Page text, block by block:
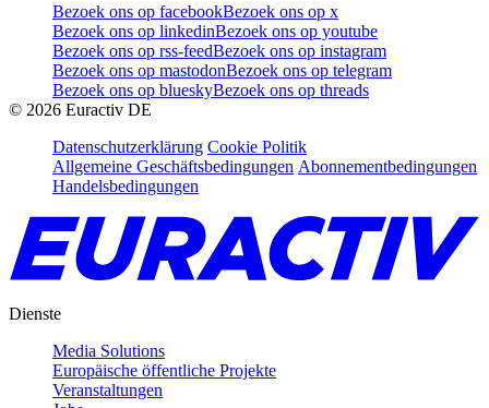
Bezoek ons op facebookBezoek ons op x
Bezoek ons op linkedinBezoek ons op youtube
Bezoek ons op rss-feedBezoek ons op instagram
Bezoek ons op mastodonBezoek ons op telegram
Bezoek ons op blueskyBezoek ons op threads
© 2026 Euractiv DE
Datenschutzerklärung Cookie Politik
Allgemeine Geschäftsbedingungen Abonnementbedingungen
Handelsbedingungen
Dienste
Media Solutions
Europäische öffentliche Projekte
Veranstaltungen